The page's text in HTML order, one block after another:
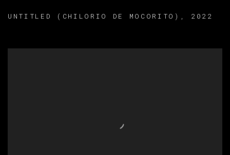
UNTITLED (CHILORIO DE MOCORITO) , 2022